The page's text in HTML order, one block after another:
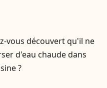
vous découvert qu'il ne
d'eau chaude dans
?